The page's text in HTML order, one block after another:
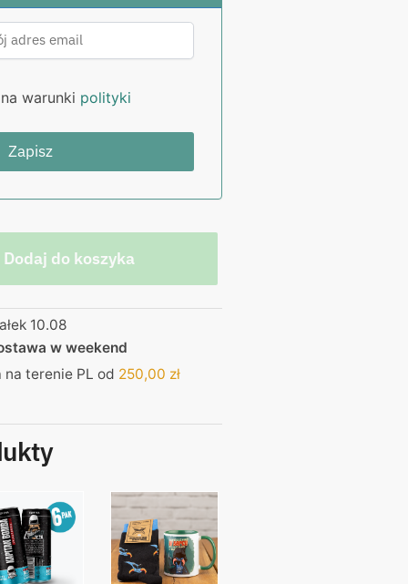
warunki polityki
Dodaj do koszyka
10.08
w weekend
terenie PL od 250,00 zł